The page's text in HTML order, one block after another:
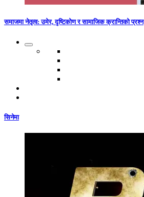
समाजमा नेतृत्व: उमेर, दृष्टिकोण र सामाजिक क्रान्तिको प्रश्न
सिनेमा